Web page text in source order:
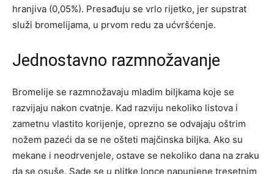
hranjiva (0,05%). Presađuju se vrlo rijetko, jer supstrat
služi bromelijama, u prvom redu za ućvršćenje.
Jednostavno razmnožavanje
Bromelije se razmnožavaju mladim biljkama koje se
razvijaju nakon cvatnje. Kad razviju nekoliko listova i
zametnu vlastito korijenje, oprezno se odvajaju oštrim
nožem pazeći da se ne ošteti majčinska biljka. Ako su
mekane i neodrvenjele, ostave se nekoliko dana na zraku
da se osuše. Sade se u plitke lonce napunjene tresetnim